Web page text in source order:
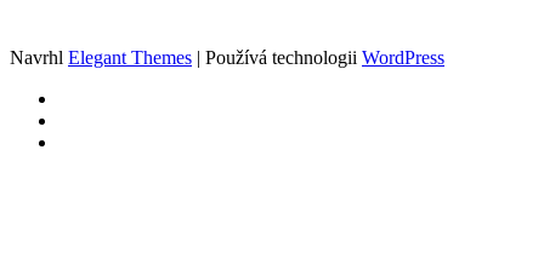
Navrhl Elegant Themes | Používá technologii WordPress